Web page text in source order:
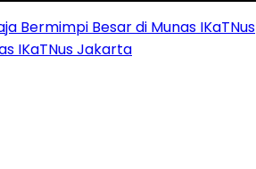
Bermimpi Besar di Munas IKaTNus
IKaTNus Jakarta